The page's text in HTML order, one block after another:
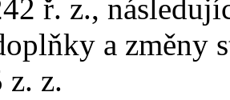
ř. z.,
a změny
z. z.